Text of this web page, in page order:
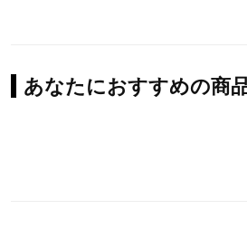
あなたにおすすめの商